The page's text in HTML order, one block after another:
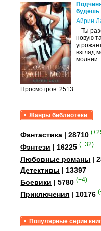
Просмотров: 2513
будешь
Айрин
– Ты
новую
взгляд
Жанры библиотеки
Фантастика | 28710
Фэнтези | 16225 (+32)
Любовные романы |
Детективы | 13397
Боевики | 5780 (+4)
Приключения | 10176
Популярные серии книг